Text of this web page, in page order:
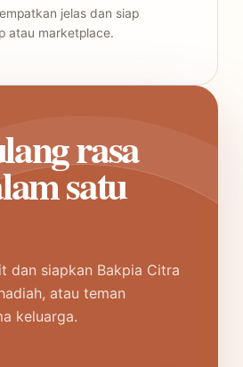
jelas dan siap
atau marketplace.
rasa
satu
dan siapkan Bakpia Citra
atau teman
keluarga.